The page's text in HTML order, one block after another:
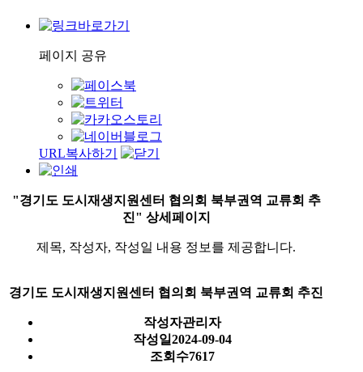
페이지 공유
URL복사하기
"경기도 도시재생지원센터 협의회 북부권역 교류회 추
진" 상세페이지
제목, 작성자, 작성일 내용 정보를 제공합니다.
경기도 도시재생지원센터 협의회 북부권역 교류회 추진
작성자관리자
작성일2024-09-04
조회수7617